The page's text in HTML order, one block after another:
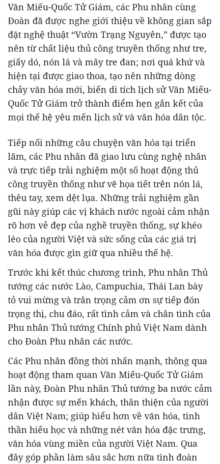
Văn Miếu-Quốc Tử Giám, các Phu nhân cùng
Đoàn đã được nghe giới thiệu về không gian sắp
đặt nghệ thuật “Vườn Trạng Nguyên,” được tạo
nên từ chất liệu thủ công truyền thống như tre,
giấy dó, nón lá và mây tre đan; nơi quá khứ và
hiện tại được giao thoa, tạo nên những dòng
chảy văn hóa mới, biến di tích lịch sử Văn Miếu-
Quốc Tử Giám trở thành điểm hẹn gắn kết của
mọi thế hệ yêu mến lịch sử và văn hóa dân tộc.
Tiếp nối những câu chuyện văn hóa tại triển
lãm, các Phu nhân đã giao lưu cùng nghệ nhân
và trực tiếp trải nghiệm một số hoạt động thủ
công truyền thống như vẽ họa tiết trên nón lá,
thêu tay, xem dệt lụa. Những trải nghiệm gần
gũi này giúp các vị khách nước ngoài cảm nhận
rõ hơn vẻ đẹp của nghề truyền thống, sự khéo
léo của người Việt và sức sống của các giá trị
văn hóa được gìn giữ qua nhiều thế hệ.
Trước khi kết thúc chương trình, Phu nhân Thủ
tướng các nước Lào, Campuchia, Thái Lan bày
tỏ vui mừng và trân trọng cảm ơn sự tiếp đón
trọng thị, chu đáo, rất tình cảm và chân tình của
Phu nhân Thủ tướng Chính phủ Việt Nam dành
cho Đoàn Phu nhân các nước.
Các Phu nhân đồng thời nhấn mạnh, thông qua
hoạt động tham quan Văn Miếu-Quốc Tử Giám
lần này, Đoàn Phu nhân Thủ tướng ba nước cảm
nhận được sự mến khách, thân thiện của người
dân Việt Nam; giúp hiểu hơn về văn hóa, tinh
thần hiếu học và những nét văn hóa đặc trưng,
văn hóa vùng miền của người Việt Nam. Qua
đây góp phần làm sâu sắc hơn nữa tình đoàn